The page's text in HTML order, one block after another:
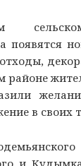
появятся
районе
в своих
и